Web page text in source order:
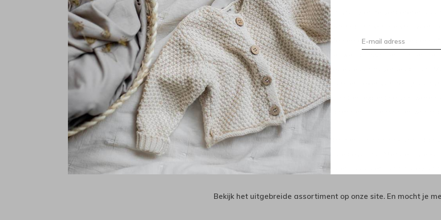
Elvie heeft als missie het leven van vrouwen te verbeteren
problemen benaderen vanuit het standpunt van de vrouw en
wetenschappers en ontwerpers. Ze nemen de een reële
creëren van nieuwe producten, nieuwe oplossingen zorgen
zoeken de controverse niet vanwege de controverse op zich.
het vrouwelijk lichaam te spreken om er zeker van te zijn dat
Gewapend met echt vrouwelijk inzicht en expertise van
streven zij ernaar verandering te brengen in de manier
De Elvie kolf en de bekkenbodemtrainer zijn dan ook vanuit
ondersteunen en te ontzorgen na de bevalling. Met de Elvie
Geen belemmering door snoeren, geruisloos en licht in gewicht.
Bekijk het uitgebreide assortiment op onze site. En mocht je